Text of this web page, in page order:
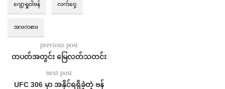
ဂျော့ရှုဝါဗန် လက်ဝှေ့
အားကစား
previous post
တပတ်အတွင်း မြေလတ်သတင်း
next post
UFC 306 မှာ အနိုင်ရရှိခဲ့တဲ့ ဗန်